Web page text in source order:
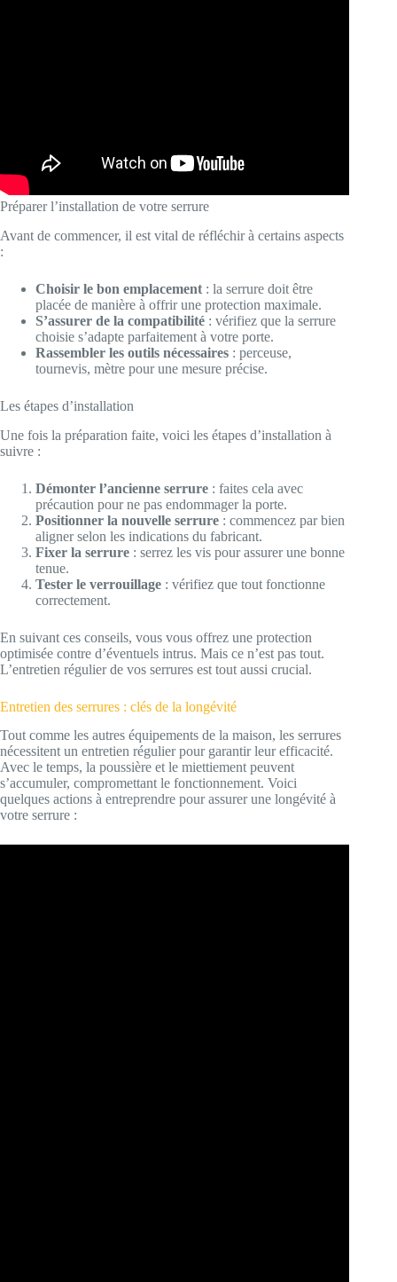
Préparer l’installation de votre serrure
Avant de commencer, il est vital de réfléchir à certains aspects
:
Choisir le bon emplacement : la serrure doit être
placée de manière à offrir une protection maximale.
S’assurer de la compatibilité : vérifiez que la serrure
choisie s’adapte parfaitement à votre porte.
Rassembler les outils nécessaires : perceuse,
tournevis, mètre pour une mesure précise.
Les étapes d’installation
Une fois la préparation faite, voici les étapes d’installation à
suivre :
Démonter l’ancienne serrure : faites cela avec
précaution pour ne pas endommager la porte.
Positionner la nouvelle serrure : commencez par bien
aligner selon les indications du fabricant.
Fixer la serrure : serrez les vis pour assurer une bonne
tenue.
Tester le verrouillage : vérifiez que tout fonctionne
correctement.
En suivant ces conseils, vous vous offrez une protection
optimisée contre d’éventuels intrus. Mais ce n’est pas tout.
L’entretien régulier de vos serrures est tout aussi crucial.
Entretien des serrures : clés de la longévité
Tout comme les autres équipements de la maison, les serrures
nécessitent un entretien régulier pour garantir leur efficacité.
Avec le temps, la poussière et le miettiement peuvent
s’accumuler, compromettant le fonctionnement. Voici
quelques actions à entreprendre pour assurer une longévité à
votre serrure :